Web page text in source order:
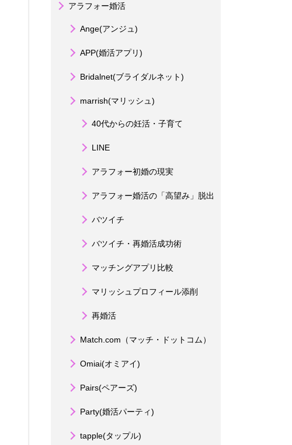
アラフォー婚活
Ange(アンジュ)
APP(婚活アプリ)
Bridalnet(ブライダルネット)
marrish(マリッシュ)
40代からの妊活・子育て
LINE
アラフォー初婚の現実
アラフォー婚活の「高望み」脱出
バツイチ
バツイチ・再婚活成功術
マッチングアプリ比較
マリッシュプロフィール添削
再婚活
Match.com（マッチ・ドットコム）
Omiai(オミアイ)
Pairs(ペアーズ)
Party(婚活パーティ)
tapple(タップル)